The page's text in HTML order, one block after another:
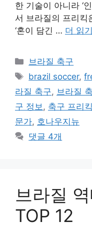
한 기술이 아니라 ‘
서 브라질의 프리킥
‘혼이 담긴 … 더 읽기
카
테
리
브라질 축구
태
그
brazil soccer,
라질 축구, 브라질
구 정보, 축구 프리킥
문가, 호나우지뉴
댓글 4개
브라질
TOP 12